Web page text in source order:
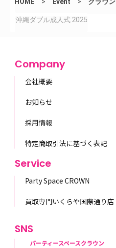
HOME > Event > クラウン
沖縄ダブル成人式 2025
Company
会社概要
お知らせ
採用情報
特定商取引法に基づく表記
Service
Party Space CROWN
買取専門いくらや国際通り店
SNS
パーティースペースクラウン